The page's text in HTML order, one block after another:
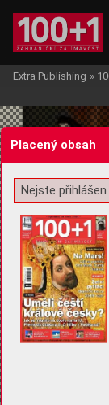
Žádost o
Pro základní
(tzv. cookies
uložením
Anonymní
Díky němu příště
Identifikátor je
Extra Publishing »
Placený obsah
Nejste